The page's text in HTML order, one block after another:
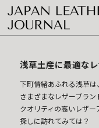
浅草土産に最適な
下町情緒あふれる浅草
さまざまなレザーブラ
クオリティの高いレザ
探しに訪れてみては？